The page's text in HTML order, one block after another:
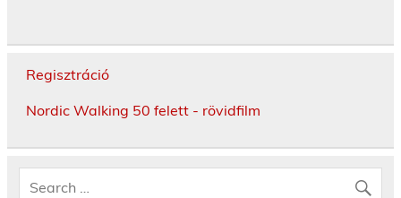
Regisztráció
Nordic Walking 50 felett - rövidfilm